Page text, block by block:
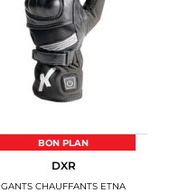
BON PLAN
DXR
GANTS CHAUFFANTS ETNA